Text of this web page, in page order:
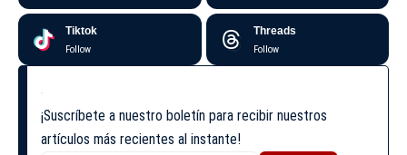
Tiktok
Follow
Threads
Follow
¡Suscríbete a nuestro boletín para recibir nuestros
artículos más recientes al instante!